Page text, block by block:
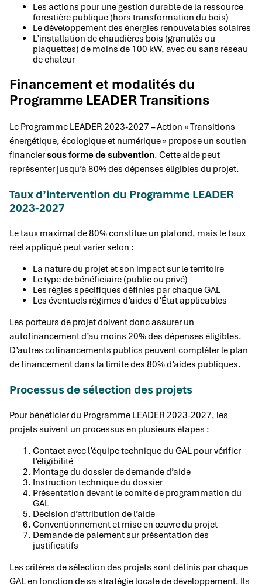
Les actions pour une gestion durable de la ressource
forestière publique (hors transformation du bois)
Le développement des énergies renouvelables solaires
L’installation de chaudières bois (granulés ou
plaquettes) de moins de 100 kW, avec ou sans réseau
de chaleur
Financement et modalités du
Programme LEADER Transitions
Le Programme LEADER 2023-2027 – Action « Transitions
énergétique, écologique et numérique » propose un soutien
financiersous forme de subvention. Cette aide peut
représenter jusqu’à 80% des dépenses éligibles du projet.
Taux d’intervention du Programme LEADER
2023-2027
Le taux maximal de 80% constitue un plafond, mais le taux
réel appliqué peut varier selon :
La nature du projet et son impact sur le territoire
Le type de bénéficiaire (public ou privé)
Les règles spécifiques définies par chaque GAL
Les éventuels régimes d’aides d’État applicables
Les porteurs de projet doivent donc assurer un
autofinancement d’au moins 20% des dépenses éligibles.
D’autres cofinancements publics peuvent compléter le plan
de financement dans la limite des 80% d’aides publiques.
Processus de sélection des projets
Pour bénéficier du Programme LEADER 2023-2027, les
projets suivent un processus en plusieurs étapes :
Contact avec l’équipe technique du GAL pour vérifier
l’éligibilité
Montage du dossier de demande d’aide
Instruction technique du dossier
Présentation devant le comité de programmation du
GAL
Décision d’attribution de l’aide
Conventionnement et mise en œuvre du projet
Demande de paiement sur présentation des
justificatifs
Les critères de sélection des projets sont définis par chaque
GAL en fonction de sa stratégie locale de développement. Ils